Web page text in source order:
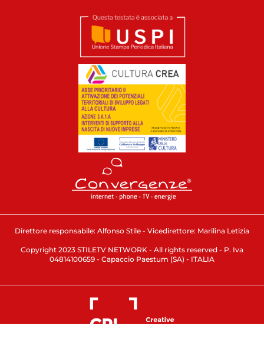
Direttore responsabile: Alfonso Stile - Vicedirettore: Marilina Letizia
Copyright 2023 STILETV NETWORK - All rights reserved - P. Iva
04814100659 - Capaccio Paestum (SA) - ITALIA